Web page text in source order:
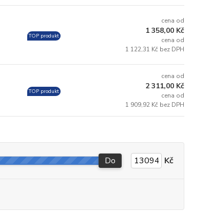
TOP produkt
cena od
1 358,00 Kč
cena od
1 122,31 Kč bez DPH
TOP produkt
cena od
2 311,00 Kč
cena od
1 909,92 Kč bez DPH
Do Kč